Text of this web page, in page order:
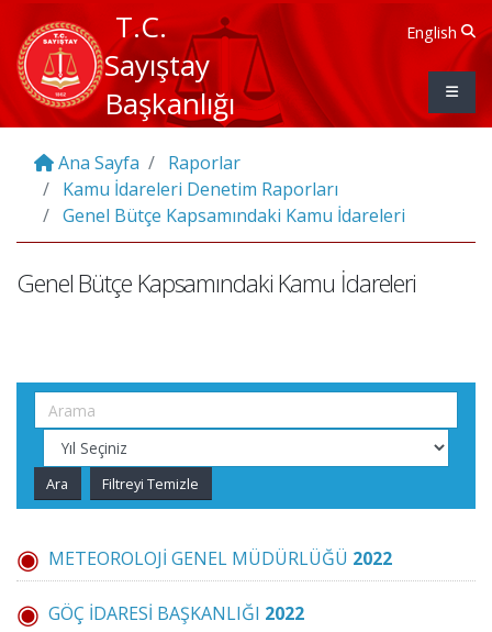
T.C.
Sayıştay
Başkanlığı
English
Ana Sayfa
Raporlar
Kamu İdareleri Denetim Raporları
Genel Bütçe Kapsamındaki Kamu İdareleri
Genel Bütçe Kapsamındaki Kamu İdareleri
Ara Filtreyi Temizle
METEOROLOJİ GENEL MÜDÜRLÜĞÜ 2022
GÖÇ İDARESİ BAŞKANLIĞI 2022